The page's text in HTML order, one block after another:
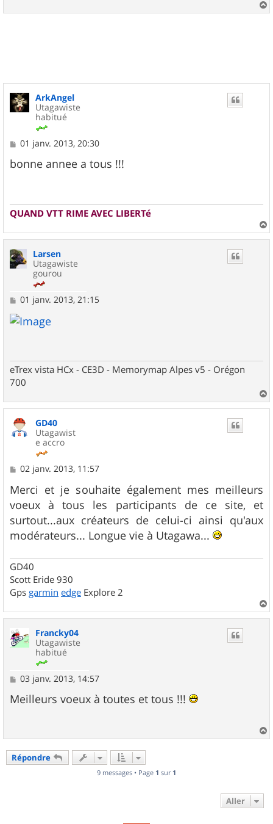
a
ArkAngel
Utagawiste
habitué
M
s
s
01 janv. 2013, 20:30
bonne annee a tous !!!
QUAND VTT RIME AVEC LIBERTé
a
Larsen
Utagawiste
gourou
M
s
s
01 janv. 2013, 21:15
eTrex vista HCx - CE3D - Memorymap Alpes v5 - Orégon
700
a
GD40
Utagawist
e accro
M
s
s
a
g
e
02 janv. 2013, 11:57
Merci et je souhaite également mes meilleurs
voeux à tous les participants de ce site, et
surtout...aux créateurs de celui-ci ainsi qu'aux
modérateurs... Longue vie à Utagawa...
GD40
Scott Eride 930
Gps garmin edge Explore 2
a
Francky04
Utagawiste
habitué
M
s
s
03 janv. 2013, 14:57
Meilleurs voeux à toutes et tous !!!
a
Répondre
9 messages • Page 1 sur 1
Aller